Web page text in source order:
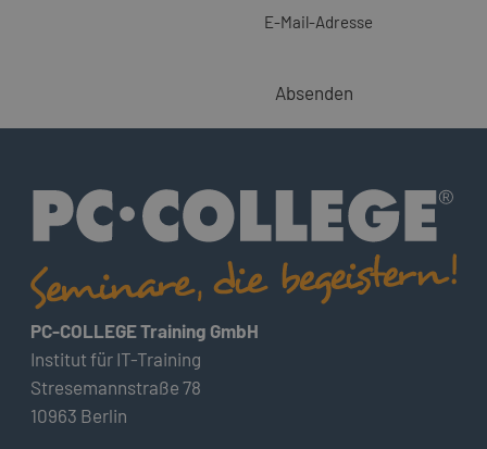
E-Mail-Adresse
Absenden
PC-COLLEGE Training GmbH
Institut für IT-Training
Stresemannstraße 78
10963 Berlin